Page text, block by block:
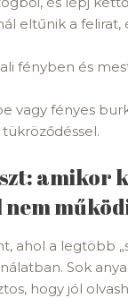
eltűnik a felirat,
fényben és
vagy fényes
amikor
nem
ahol a legtöbb
Sok
hogy jól